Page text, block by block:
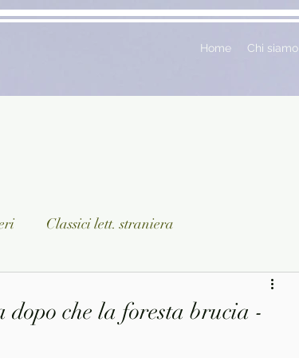
Home Chi siamo
Classici lett. straniera
che la foresta brucia -